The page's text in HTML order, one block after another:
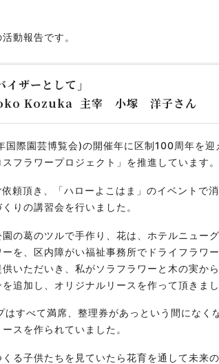
動報告です。
イザーとして」
Kozuka 主宰 小塚 洋子さん
国際園芸博覧会)の開催年に区制100周年を
フラワープロジェクト」を推進しています。
頼頂き、「ハローよこはま」のイベントで
りの講習会を行いました。
の葛のツルで手作り、花は、ホテルニュー
を、区内障がい福祉事務所でドライフラワ
いただいき、私がソラフラワーと木の実か
追加し、オリジナルリースを作って頂きまし
はすべて満席、整理券があっという間になく
スを作られていました。
る子供たちを見ていたら花育を通して未来